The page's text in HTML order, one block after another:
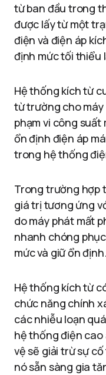
từ ban đầu trong
được lấy từ một
điện và điện áp
định mức tối thiểu
Hệ thống kích từ
từ trường cho
phạm vi công
ổn định điện áp
trong hệ thống
Trong trường hợp
giá trị tương ứng
do máy phát mất
nhanh chóng
mức và giữ ổn định.
Hệ thống kích từ
chức năng chính
các nhiễu loạn
hệ thống điện
vệ sẽ giải trừ sự
nó sẵn sàng gia